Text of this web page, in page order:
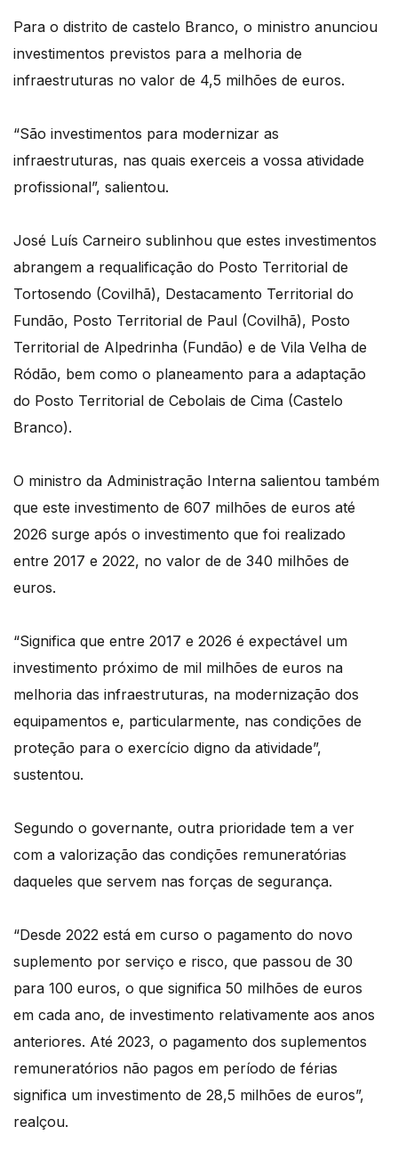
Para o distrito de castelo Branco, o ministro anunciou
investimentos previstos para a melhoria de
infraestruturas no valor de 4,5 milhões de euros.
“São investimentos para modernizar as
infraestruturas, nas quais exerceis a vossa atividade
profissional”, salientou.
José Luís Carneiro sublinhou que estes investimentos
abrangem a requalificação do Posto Territorial de
Tortosendo (Covilhã), Destacamento Territorial do
Fundão, Posto Territorial de Paul (Covilhã), Posto
Territorial de Alpedrinha (Fundão) e de Vila Velha de
Ródão, bem como o planeamento para a adaptação
do Posto Territorial de Cebolais de Cima (Castelo
Branco).
O ministro da Administração Interna salientou também
que este investimento de 607 milhões de euros até
2026 surge após o investimento que foi realizado
entre 2017 e 2022, no valor de de 340 milhões de
euros.
“Significa que entre 2017 e 2026 é expectável um
investimento próximo de mil milhões de euros na
melhoria das infraestruturas, na modernização dos
equipamentos e, particularmente, nas condições de
proteção para o exercício digno da atividade”,
sustentou.
Segundo o governante, outra prioridade tem a ver
com a valorização das condições remuneratórias
daqueles que servem nas forças de segurança.
“Desde 2022 está em curso o pagamento do novo
suplemento por serviço e risco, que passou de 30
para 100 euros, o que significa 50 milhões de euros
em cada ano, de investimento relativamente aos anos
anteriores. Até 2023, o pagamento dos suplementos
remuneratórios não pagos em período de férias
significa um investimento de 28,5 milhões de euros”,
realçou.